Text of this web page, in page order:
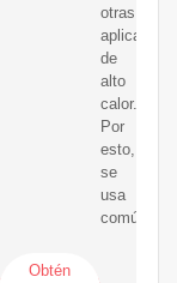
otras
de
alto
calor.
Por
esto,
se
usa
Obtén